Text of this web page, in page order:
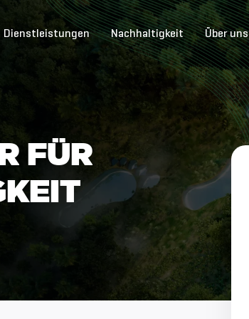
Dienstleistungen Nachhaltigkeit Über uns
R FÜ R
KE T